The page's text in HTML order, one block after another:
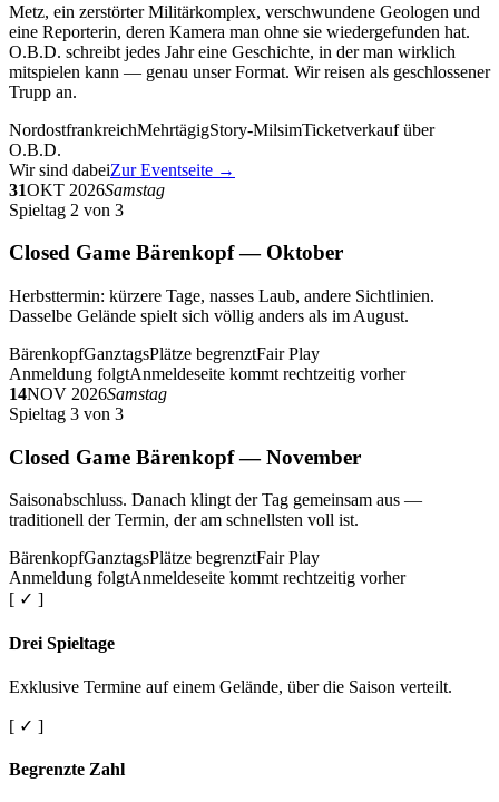
Metz, ein zerstörter Militärkomplex, verschwundene Geologen und
eine Reporterin, deren Kamera man ohne sie wiedergefunden hat.
O.B.D. schreibt jedes Jahr eine Geschichte, in der man wirklich
mitspielen kann — genau unser Format. Wir reisen als geschlossener
Trupp an.
NordostfrankreichMehrtägigStory-MilsimTicketverkauf über
O.B.D.
Wir sind dabeiZur Eventseite →
31OKT 2026Samstag
Spieltag 2 von 3
Closed Game Bärenkopf — Oktober
Herbsttermin: kürzere Tage, nasses Laub, andere Sichtlinien.
Dasselbe Gelände spielt sich völlig anders als im August.
BärenkopfGanztagsPlätze begrenztFair Play
Anmeldung folgtAnmeldeseite kommt rechtzeitig vorher
14NOV 2026Samstag
Spieltag 3 von 3
Closed Game Bärenkopf — November
Saisonabschluss. Danach klingt der Tag gemeinsam aus —
traditionell der Termin, der am schnellsten voll ist.
BärenkopfGanztagsPlätze begrenztFair Play
Anmeldung folgtAnmeldeseite kommt rechtzeitig vorher
[ ✓ ]
Drei Spieltage
Exklusive Termine auf einem Gelände, über die Saison verteilt.
[ ✓ ]
Begrenzte Zahl